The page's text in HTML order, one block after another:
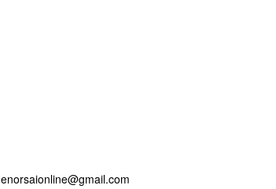
enorsaionline@gmail.com